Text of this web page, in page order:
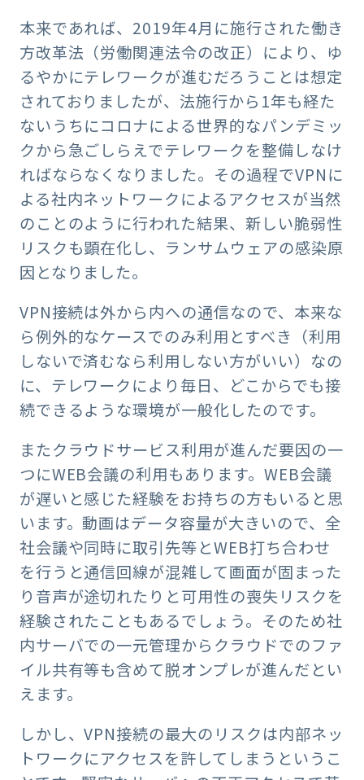
本来であれば、2019年4月に施行された働き
方改革法（労働関連法令の改正）により、ゆ
るやかにテレワークが進むだろうことは想定
されておりましたが、法施行から1年も経た
ないうちにコロナによる世界的なパンデミッ
クから急ごしらえでテレワークを整備しなけ
ればならなくなりました。その過程でVPNに
よる社内ネットワークによるアクセスが当然
のことのように行われた結果、新しい脆弱性
リスクも顕在化し、ランサムウェアの感染原
因となりました。
VPN接続は外から内への通信なので、本来な
ら例外的なケースでのみ利用とすべき（利用
しないで済むなら利用しない方がいい）なの
に、テレワークにより毎日、どこからでも接
続できるような環境が一般化したのです。
またクラウドサービス利用が進んだ要因の一
つにWEB会議の利用もあります。WEB会議
が遅いと感じた経験をお持ちの方もいると思
います。動画はデータ容量が大きいので、全
社会議や同時に取引先等とWEB打ち合わせ
を行うと通信回線が混雑して画面が固まった
り音声が途切れたりと可用性の喪失リスクを
経験されたこともあるでしょう。そのため社
内サーバでの一元管理からクラウドでのファ
イル共有等も含めて脱オンプレが進んだとい
えます。
しかし、VPN接続の最大のリスクは内部ネッ
トワークにアクセスを許してしまうというこ